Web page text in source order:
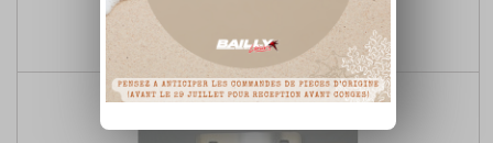
base
Ajouter au panier